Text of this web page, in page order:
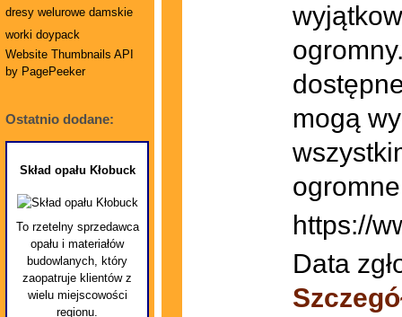
dresy welurowe damskie
worki doypack
Website Thumbnails API
by PagePeeker
Ostatnio dodane:
Skład opału Kłobuck
To rzetelny sprzedawca
opału i materiałów
budowlanych, który
zaopatruje klientów z
wielu miejscowości
regionu.
mogą
https://
Data